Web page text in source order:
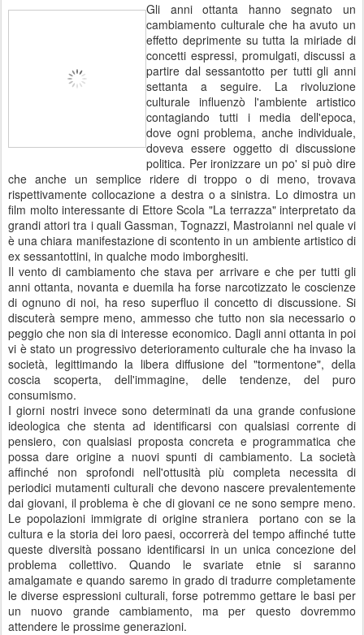
Gli anni ottanta hanno segnato un
cambiamento culturale che ha avuto un
effetto deprimente su tutta la miriade di
concetti espressi, promulgati, discussi a
partire dal sessantotto per tutti gli anni
settanta a seguire. La rivoluzione
culturale influenzò l'ambiente artistico
contagiando tutti i media dell'epoca,
dove ogni problema, anche individuale,
doveva essere oggetto di discussione
politica. Per ironizzare un po' si può dire
che anche un semplice ridere di troppo o di meno, trovava
rispettivamente collocazione a destra o a sinistra. Lo dimostra un
film molto interessante di Ettore Scola "La terrazza" interpretato da
grandi attori tra i quali Gassman, Tognazzi, Mastroianni nel quale vi
è una chiara manifestazione di scontento in un ambiente artistico di
ex sessantottini, in qualche modo imborghesiti.
Il vento di cambiamento che stava per arrivare e che per tutti gli
anni ottanta, novanta e duemila ha forse narcotizzato le coscienze
di ognuno di noi, ha reso superfluo il concetto di discussione. Si
discuterà sempre meno, ammesso che tutto non sia necessario o
peggio che non sia di interesse economico. Dagli anni ottanta in poi
vi è stato un progressivo deterioramento culturale che ha invaso la
società, legittimando la libera diffusione del "tormentone", della
coscia scoperta, dell'immagine, delle tendenze, del puro
consumismo.
I giorni nostri invece sono determinati da una grande confusione
ideologica che stenta ad identificarsi con qualsiasi corrente di
pensiero, con qualsiasi proposta concreta e programmatica che
possa dare origine a nuovi spunti di cambiamento. La società
affinché non sprofondi nell'ottusità più completa necessita di
periodici mutamenti culturali che devono nascere prevalentemente
dai giovani, il problema è che di giovani ce ne sono sempre meno.
Le popolazioni immigrate di origine straniera portano con se la
cultura e la storia dei loro paesi, occorrerà del tempo affinché tutte
queste diversità possano identificarsi in un unica concezione del
problema collettivo. Quando le svariate etnie si saranno
amalgamate e quando saremo in grado di tradurre completamente
le diverse espressioni culturali, forse potremmo gettare le basi per
un nuovo grande cambiamento, ma per questo dovremmo
attendere le prossime generazioni.